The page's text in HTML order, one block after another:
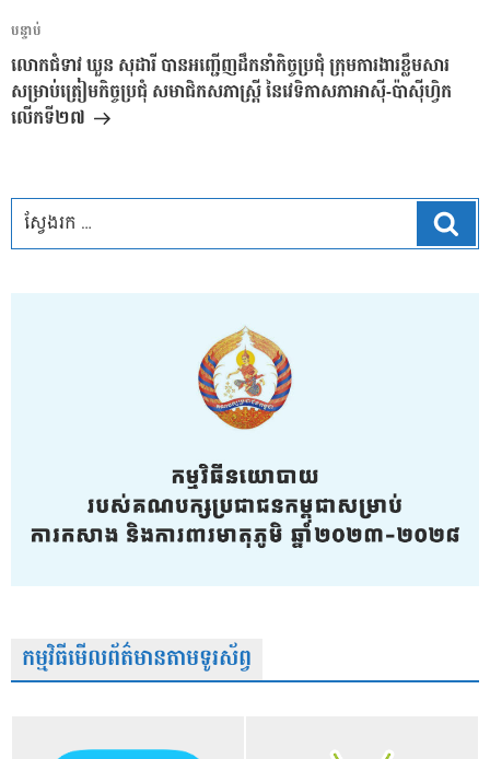
អត្ថបទ
បន្ទាប់
បន្ទាប់
លោកជំទាវ ឃួន សុដារី បានអញ្ជើញដឹកនាំកិច្ចប្រជុំ ក្រុមការងារខ្លឹមសារ
សម្រាប់ត្រៀមកិច្ចប្រជុំ សមាជិកសភាស្រ្តី នៃវេទិកាសភាអាសុី-ប៉ាសុីហ្វិក
លើកទី២៧
កម្មវិធីមើលព័ត៌មានតាមទូរស័ព្វ